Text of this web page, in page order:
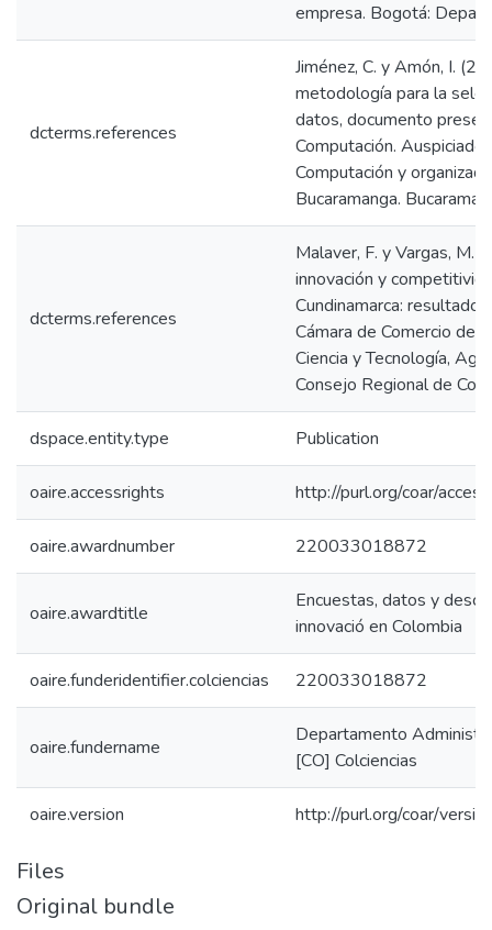
empresa. Bogotá:
dcterms.references
Jiménez, C. y Amón, I.
metodología para la
datos, documento
Computación.
Computación y
Bucaramanga.
dcterms.references
Malaver, F. y Vargas, M.
innovación y
Cundinamarca:
Cámara de Comercio de
Ciencia y Tecnología,
Consejo Regional de
dspace.entity.type Publication
oaire.accessrights http://purl.org/coar/
oaire.awardnumber 220033018872
oaire.awardtitle
Encuestas, datos y
innovació en Colombia
oaire.funderidentifier.colciencias 220033018872
oaire.fundername
Departamento
[CO] Colciencias
oaire.version http://purl.org/coar/
Files
Original bundle